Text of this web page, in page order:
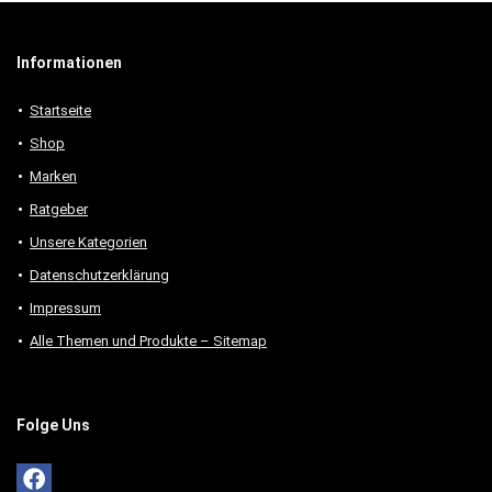
Informationen
Startseite
Shop
Marken
Ratgeber
Unsere Kategorien
Datenschutzerklärung
Impressum
Alle Themen und Produkte – Sitemap
Folge Uns